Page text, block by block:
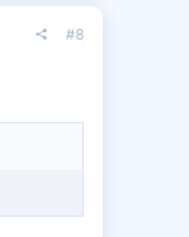
#8